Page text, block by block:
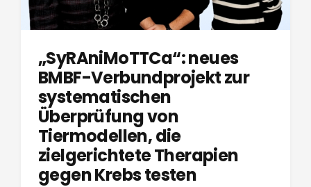
„SyRAniMoTTCa“: neues
BMBF-Verbundprojekt zur
systematischen
Überprüfung von
Tiermodellen, die
zielgerichtete Therapien
gegen Krebs testen